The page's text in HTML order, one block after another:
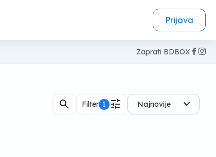
Prijava
Zaprati BDBOX
search Filter 1 tune Najnovije